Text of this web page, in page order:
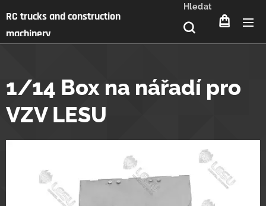
RC trucks and construction
machinery
Hledat
1/14 Box na nářadí pro
VZV LESU